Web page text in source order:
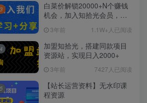
白菜价解锁20000+N个赚钱
机会，加入知拾光会员，全
3年前 1.1W+人已阅读
加盟知拾光，搭建同款项目
资源站，实现日入2000+
3年前 7427人已阅读
【站长运营资料】无水印课
程资源